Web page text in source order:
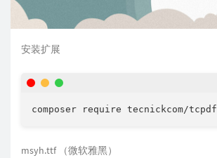
安装扩展
composer require tecnickcom/tcpdf
msyh.ttf （微软雅黑）